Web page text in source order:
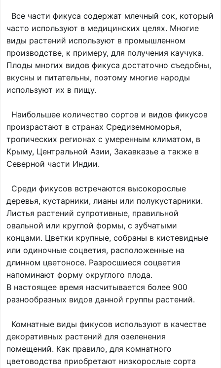
Все части фикуса содержат млечный сок, который
часто используют в медицинских целях. Многие
виды растений используют в промышленном
производстве, к примеру, для получения каучука.
Плоды многих видов фикуса достаточно съедобны,
вкусны и питательны, поэтому многие народы
используют их в пищу.
Наибольшее количество сортов и видов фикусов
произрастают в странах Средиземноморья,
тропических регионах с умеренным климатом, в
Крыму, Центральной Азии, Закавказье а также в
Северной части Индии.
Среди фикусов встречаются высокорослые
деревья, кустарники, лианы или полукустарники.
Листья растений супротивные, правильной
овальной или круглой формы, с зубчатыми
концами. Цветки крупные, собраны в кистевидные
или одиночные соцветия, расположенные на
длинном цветоносе. Разросшиеся соцветия
напоминают форму округлого плода.
В настоящее время насчитывается более 900
разнообразных видов данной группы растений.
Комнатные виды фикусов используют в качестве
декоративных растений для озеленения
помещений. Как правило, для комнатного
цветоводства приобретают низкорослые сорта